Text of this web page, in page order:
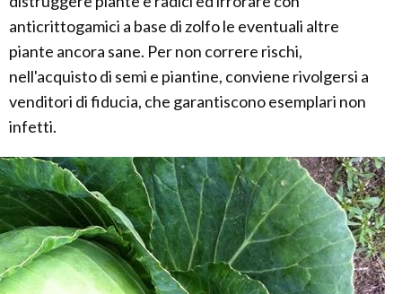
anticrittogamici a base di zolfo le eventuali altre
piante ancora sane. Per non correre rischi,
nell'acquisto di semi e piantine, conviene rivolgersi a
venditori di fiducia, che garantiscono esemplari non
infetti.